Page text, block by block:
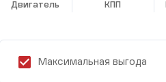
Двигатель КПП
Максимальная выгода